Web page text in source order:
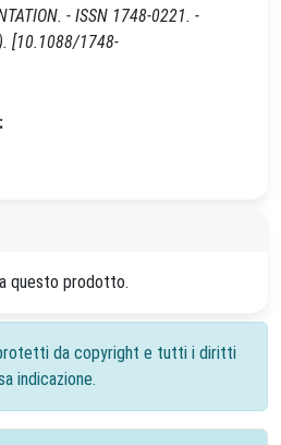
- ISSN 1748-0221. -
[10.1088/1748-
questo prodotto.
da copyright e tutti i diritti
indicazione.